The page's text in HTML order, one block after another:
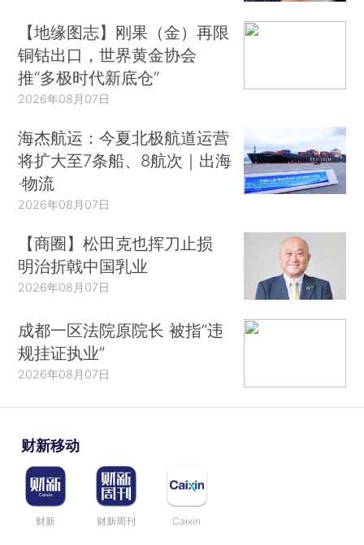
【地缘图志】刚果（金）再限
铜钴出口，世界黄金协会
推“多极时代新底仓”
2026年08月07日
海杰航运：今夏北极航道运营
将扩大至7条船、8航次｜出海
·物流
2026年08月07日
【商圈】松田克也挥刀止损
明治折戟中国乳业
2026年08月07日
成都一区法院原院长 被指“违
规挂证执业”
2026年08月07日
财新移动
财新 财新周刊 Caixin